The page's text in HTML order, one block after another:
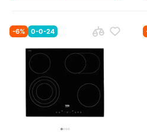
-6% 0-0-24